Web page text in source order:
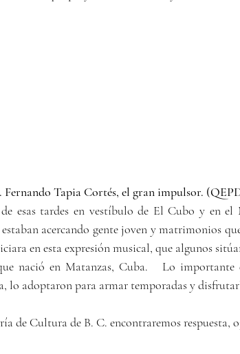
Tapia Cortés, el gran impulsor.
de esas tardes en vestíbulo de El Cubo y en
acercando gente joven y matrimonios
en esta expresión musical, que algunos
nació en Matanzas, Cuba.   Lo importante
lo adoptaron para armar temporadas y
de Cultura de B. C. encontraremos respuesta,